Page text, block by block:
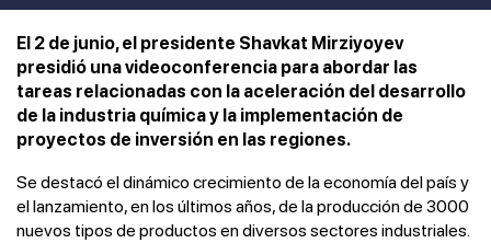
El 2 de junio, el presidente Shavkat Mirziyoyev
presidió una videoconferencia para abordar las
tareas relacionadas con la aceleración del desarrollo
de la industria química y la implementación de
proyectos de inversión en las regiones.
Se destacó el dinámico crecimiento de la economía del país y
el lanzamiento, en los últimos años, de la producción de 3000
nuevos tipos de productos en diversos sectores industriales.